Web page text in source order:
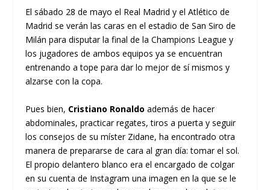
El sábado 28 de mayo el Real Madrid y el Atlético de
Madrid se verán las caras en el estadio de San Siro de
Milán para disputar la final de la Champions League y
los jugadores de ambos equipos ya se encuentran
entrenando a tope para dar lo mejor de sí mismos y
alzarse con la copa.
Pues bien, Cristiano Ronaldo además de hacer
abdominales, practicar regates, tiros a puerta y seguir
los consejos de su míster Zidane, ha encontrado otra
manera de prepararse de cara al gran día: tomar el sol.
El propio delantero blanco era el encargado de colgar
en su cuenta de Instagram una imagen en la que se le